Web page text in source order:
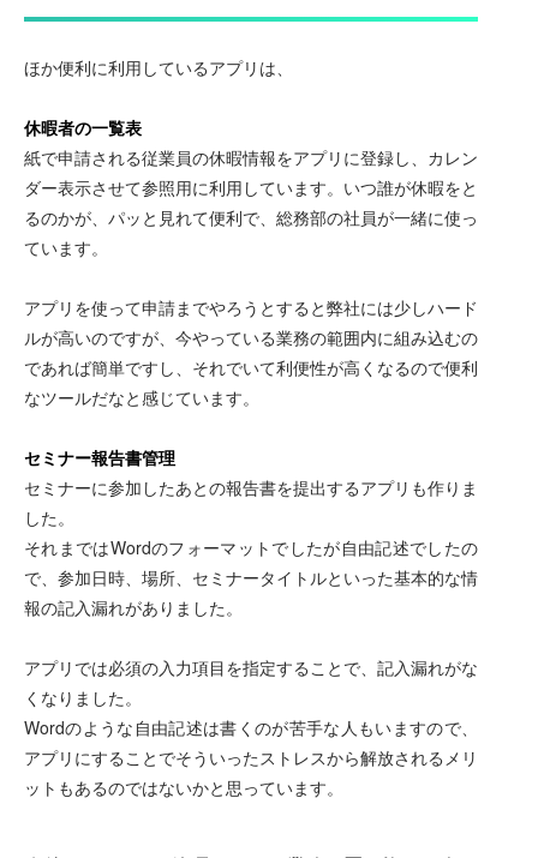
ほか便利に利用しているアプリは、
休暇者の一覧表
紙で申請される従業員の休暇情報をアプリに登録し、カレン
ダー表示させて参照用に利用しています。いつ誰が休暇をと
るのかが、パッと見れて便利で、総務部の社員が一緒に使っ
ています。
アプリを使って申請までやろうとすると弊社には少しハード
ルが高いのですが、今やっている業務の範囲内に組み込むの
であれば簡単ですし、それでいて利便性が高くなるので便利
なツールだなと感じています。
セミナー報告書管理
セミナーに参加したあとの報告書を提出するアプリも作りま
した。
それまではWordのフォーマットでしたが自由記述でしたの
で、参加日時、場所、セミナータイトルといった基本的な情
報の記入漏れがありました。
アプリでは必須の入力項目を指定することで、記入漏れがな
くなりました。
Wordのような自由記述は書くのが苦手な人もいますので、
アプリにすることでそういったストレスから解放されるメリ
ットもあるのではないかと思っています。